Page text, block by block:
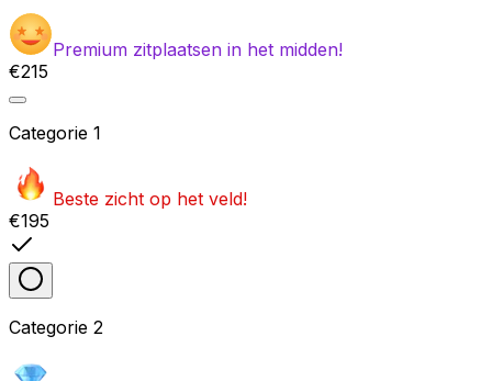
Premium zitplaatsen in het midden!
€215
Categorie 1
Beste zicht op het veld!
€195
Categorie 2